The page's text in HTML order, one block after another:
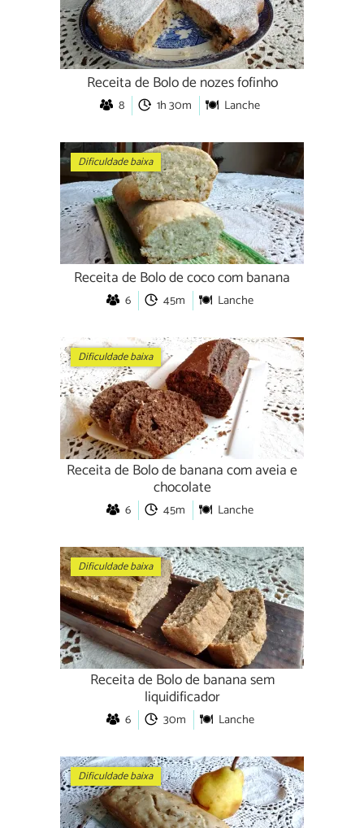
Receita de Bolo de nozes fofinho
8 1h 30m Lanche
Dificuldade baixa
Receita de Bolo de coco com banana
6 45m Lanche
Dificuldade baixa
Receita de Bolo de banana com aveia e
chocolate
6 45m Lanche
Dificuldade baixa
Receita de Bolo de banana sem
liquidificador
6 30m Lanche
Dificuldade baixa